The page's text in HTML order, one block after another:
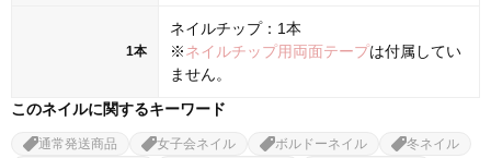
1本
ネイルチップ：1本
※ネイルチップ用両面テープは付属してい
ません。
このネイルに関するキーワード
通常発送商品 女子会ネイル ボルドーネイル
冬ネイル